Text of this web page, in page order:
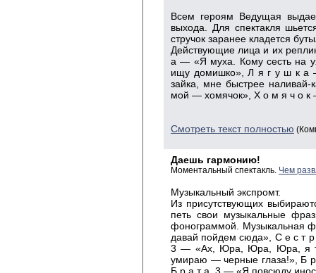
Всем героям Ведущая
выхода. Для спектакля
стручок заранее кладется
Действующие лица и их
а — «Я муха. Кому сесть
ищу домишко», Л я г у ш к а
зайка, мне быстрее
мой — хомячок», Х о м я ч о к
Смотреть текст полностью
Даешь гармонию!
Моментальный спектакль. Чем
Музыкальный экспромт.
Из присутствующих
петь свои музыкальные
фонограммой. Музыкальная
давай пойдем сюда», С е с
3 — «Ах, Юра, Юра, Юра, я
умираю — черные глаза!», Б